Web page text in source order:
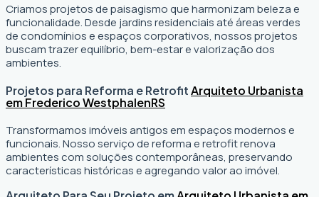
Criamos projetos de paisagismo que harmonizam beleza e
funcionalidade. Desde jardins residenciais até áreas verdes
de condomínios e espaços corporativos, nossos projetos
buscam trazer equilíbrio, bem-estar e valorização dos
ambientes.
Projetos para Reforma e RetrofitArquiteto Urbanista
em Frederico WestphalenRS
Transformamos imóveis antigos em espaços modernos e
funcionais. Nosso serviço de reforma e retrofit renova
ambientes com soluções contemporâneas, preservando
características históricas e agregando valor ao imóvel.